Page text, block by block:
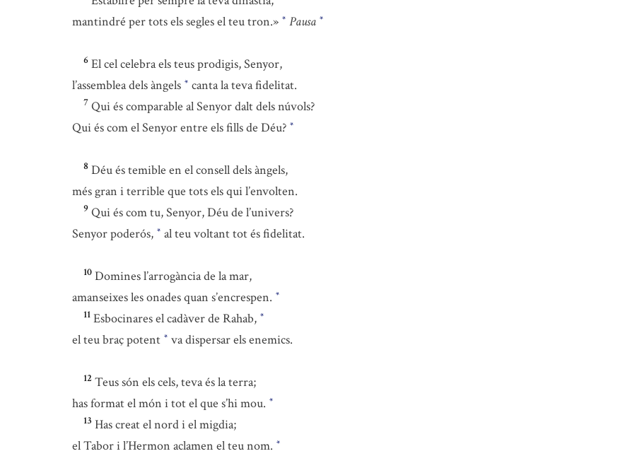
mantindré per tots els segles el teu tron.» * Pausa *
6 El cel celebra els teus prodigis, Senyor,
l’assemblea dels àngels * canta la teva fidelitat.
7 Qui és comparable al Senyor dalt dels núvols?
Qui és com el Senyor entre els fills de Déu? *
8 Déu és temible en el consell dels àngels,
més gran i terrible que tots els qui l’envolten.
9 Qui és com tu, Senyor, Déu de l’univers?
Senyor poderós, * al teu voltant tot és fidelitat.
10 Domines l’arrogància de la mar,
amanseixes les onades quan s’encrespen. *
11 Esbocinares el cadàver de Rahab, *
el teu braç potent * va dispersar els enemics.
12 Teus són els cels, teva és la terra;
has format el món i tot el que s’hi mou. *
13 Has creat el nord i el migdia;
el Tabor i l’Hermon aclamen el teu nom. *